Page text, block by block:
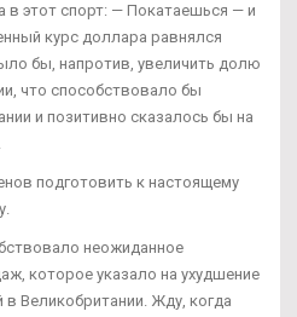
в этот спорт: — Покатаешься — и
курс доллара равнялся
бы, напротив, увеличить долю
что способствовало бы
и позитивно сказалось бы на
подготовить к настоящему
неожиданное
которое указало на ухудшение
в Великобритании. Жду, когда